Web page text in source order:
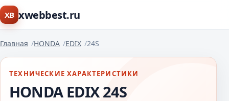
XB xwebbest.ru
Главная HONDA EDIX 24S
ТЕХНИЧЕСКИЕ ХАРАКТЕРИСТИКИ
HONDA EDIX 24S